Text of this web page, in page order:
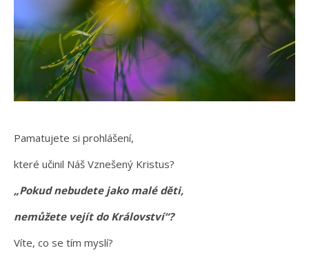
Pamatujete si prohlášení,
které učinil Náš Vznešený Kristus?
„Pokud nebudete jako malé děti,
nemůžete vejít do Království“?
Víte, co se tím myslí?